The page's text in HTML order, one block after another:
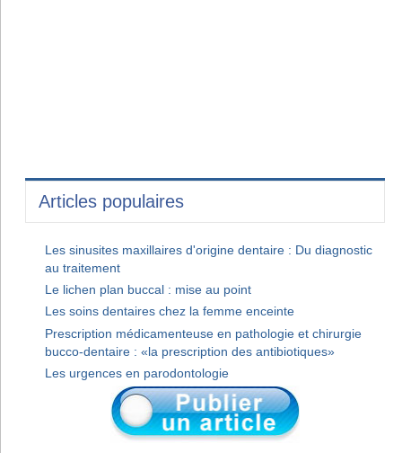
Articles populaires
Les sinusites maxillaires d'origine dentaire : Du diagnostic
au traitement
Le lichen plan buccal : mise au point
Les soins dentaires chez la femme enceinte
Prescription médicamenteuse en pathologie et chirurgie
bucco-dentaire : «la prescription des antibiotiques»
Les urgences en parodontologie